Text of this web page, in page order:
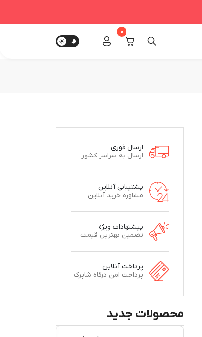
0
ارسال فوری
ارسال به سراسر کشور
پشتیبانی آنلاین
مشاوره خرید آنلاین
پیشنهادات ویژه
تضمین بهترین قیمت
پرداخت آنلاین
پرداخت امن درگاه شاپرک
محصولات جدید